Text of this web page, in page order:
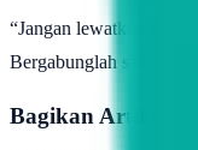
“Jangan lewatkan
Bergabunglah sekarang
Bagikan Artikel